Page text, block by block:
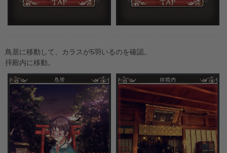
鳥居に移動して、カラスが5羽いるのを確認。
拝殿内に移動。